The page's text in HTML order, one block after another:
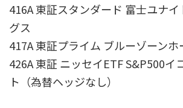
416A 東証スタンダード 富士ユナ
グス
417A 東証プライム ブルーゾーン
426A 東証 ニッセイETF S&P500イ
ト（為替ヘッジなし）